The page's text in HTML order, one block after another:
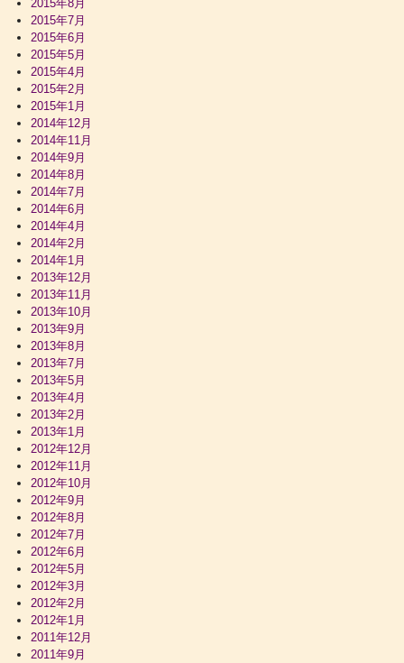
2015年8月
2015年7月
2015年6月
2015年5月
2015年4月
2015年2月
2015年1月
2014年12月
2014年11月
2014年9月
2014年8月
2014年7月
2014年6月
2014年4月
2014年2月
2014年1月
2013年12月
2013年11月
2013年10月
2013年9月
2013年8月
2013年7月
2013年5月
2013年4月
2013年2月
2013年1月
2012年12月
2012年11月
2012年10月
2012年9月
2012年8月
2012年7月
2012年6月
2012年5月
2012年3月
2012年2月
2012年1月
2011年12月
2011年9月